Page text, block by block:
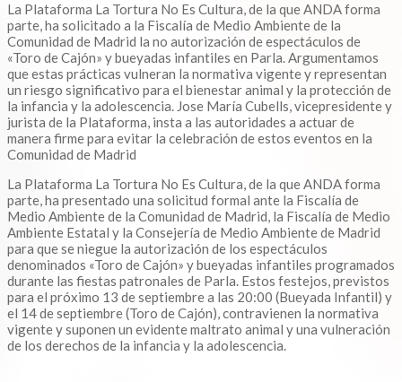
La Plataforma La Tortura No Es Cultura, de la que ANDA forma
parte, ha solicitado a la Fiscalía de Medio Ambiente de la
Comunidad de Madrid la no autorización de espectáculos de
«Toro de Cajón» y bueyadas infantiles en Parla. Argumentamos
que estas prácticas vulneran la normativa vigente y representan
un riesgo significativo para el bienestar animal y la protección de
la infancia y la adolescencia. Jose María Cubells, vicepresidente y
jurista de la Plataforma, insta a las autoridades a actuar de
manera firme para evitar la celebración de estos eventos en la
Comunidad de Madrid
La Plataforma La Tortura No Es Cultura, de la que ANDA forma
parte, ha presentado una solicitud formal ante la Fiscalía de
Medio Ambiente de la Comunidad de Madrid, la Fiscalía de Medio
Ambiente Estatal y la Consejería de Medio Ambiente de Madrid
para que se niegue la autorización de los espectáculos
denominados «Toro de Cajón» y bueyadas infantiles programados
durante las fiestas patronales de Parla. Estos festejos, previstos
para el próximo 13 de septiembre a las 20:00 (Bueyada Infantil) y
el 14 de septiembre (Toro de Cajón), contravienen la normativa
vigente y suponen un evidente maltrato animal y una vulneración
de los derechos de la infancia y la adolescencia.